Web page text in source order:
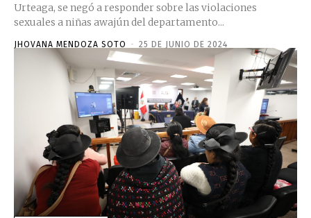
Urteaga, se negó a responder sobre las violaciones
sexuales a niñas awajún del departamento...
JHOVANA MENDOZA SOTO - 25 DE JUNIO DE 2024